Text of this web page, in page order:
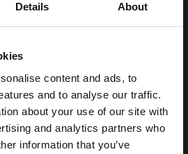
Details About
content and ads, to
and to analyse our traffic.
about your use of our site with
and analytics partners who
information that you’ve
محتوى ذو صلة
شرط
ملاحظة سياقية: ممارسات
هذه المذكرة هي الثانية التي ينتجها